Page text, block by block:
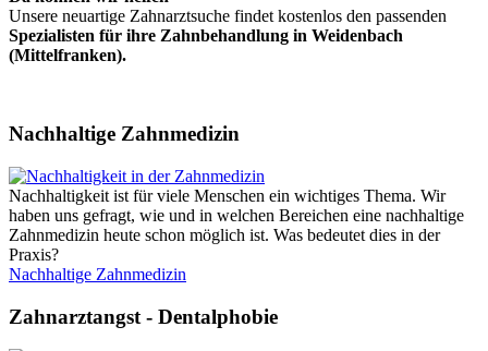
Unsere neuartige Zahnarztsuche findet kostenlos den passenden
Spezialisten für ihre Zahnbehandlung in Weidenbach
(Mittelfranken).
Nachhaltige Zahnmedizin
Nachhaltigkeit ist für viele Menschen ein wichtiges Thema. Wir
haben uns gefragt, wie und in welchen Bereichen eine nachhaltige
Zahnmedizin heute schon möglich ist. Was bedeutet dies in der
Praxis?
Nachhaltige Zahnmedizin
Zahnarztangst - Dentalphobie